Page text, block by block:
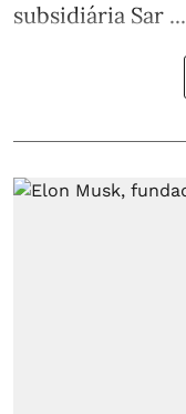
subsidiária Sar ...